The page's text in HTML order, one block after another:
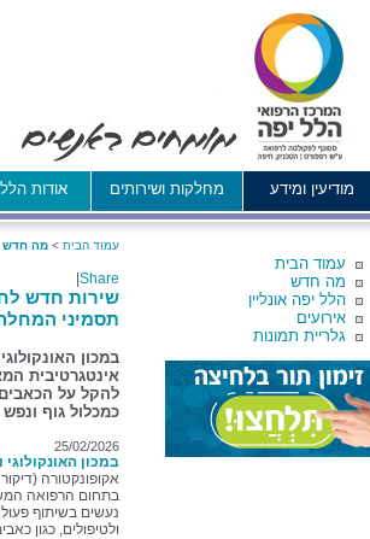
מודיעין ומידע מחלקות ושירותים אודות
עמוד הבית
מה חדש
הלל יפה אונליין
אירועים
גלריית תמונות
עמוד הבית > מה חדש
Share
שירות חדש
תסמיני
במכון
אינטגרטיבית
להקל על
כמכלול גוף ונפש
25/02/2026
במכון האונקולוגי
אקופונקטורה
בתחום הרפואה
נעשים בשיתוף
ולטיפולים, כגון